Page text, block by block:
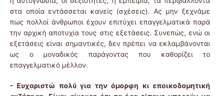
στα οποία εντάσσεται κανείς (σχέσεις). Ας μην ξεχνάμε
πως πολλοί άνθρωποι έχουν επιτύχει επαγγελματικά παρά
την αρχική αποτυχία τους στις εξετάσεις. Συνεπώς, ενώ οι
εξετάσεις είναι σημαντικές, δεν πρέπει να εκλαμβάνονται
ως ο μοναδικός παράγοντας που καθορίζει το
επαγγελματικό μέλλον.
- Ευχαριστώ πολύ για την όμορφη κι εποικοδομητική